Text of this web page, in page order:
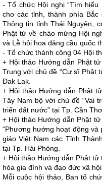
- Tổ chức Hội nghị “Tìm hiểu
cho các tỉnh, thành phía
Thông tin tỉnh Thái Nguyên,
Phật tử về chào mừng Hội
và Lễ hội hoa đăng cầu
- Tổ chức thành công 04 Hội
+ Hội thảo Hướng dẫn Phật
Trung với chủ đề “Cư sĩ Phật
Đak Lak.
+ Hội thảo Hướng dẫn Phật
Tây Nam bộ với chủ đề “Vai
triển đất nước” tại Tp. Cần Thơ.
+ Hội thảo Hướng dẫn Phật
“Phương hướng hoạt động và
giáo Việt Nam các Tỉnh
tại Tp. Hải Phòng.
+ Hội thảo Hướng dẫn Phật tử
hóa gia đình và đạo đức xã
Mỗi cuộc hội thảo, Ban tổ